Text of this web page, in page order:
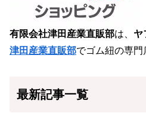
有限会社津田産業直販部は、 ヤ
津田産業直販部でゴム紐の専門
最新記事一覧